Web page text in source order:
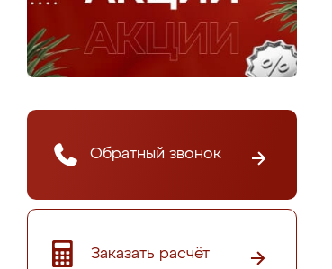
Обратный звонок
Заказать расчёт